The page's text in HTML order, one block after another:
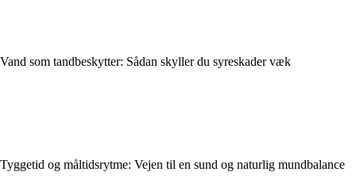
Vand som tandbeskytter: Sådan skyller du syreskader væk
Tyggetid og måltidsrytme: Vejen til en sund og naturlig mundbalance